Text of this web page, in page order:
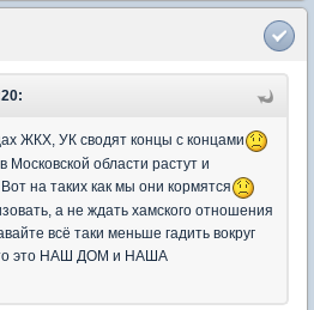
ЖКХ, УК сводят концы с концами
Московской области растут и
на таких как мы они кормятся
а не ждать хамского отношения
всё таки меньше гадить вокруг
это НАШ ДОМ и НАША